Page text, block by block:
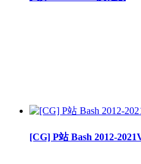
[CG] P站 Bash 2012-